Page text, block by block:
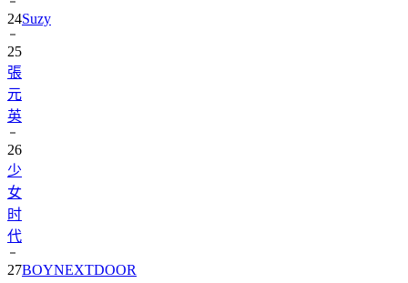
25
張
元
英
26
少
女
时
代
27
28IDID